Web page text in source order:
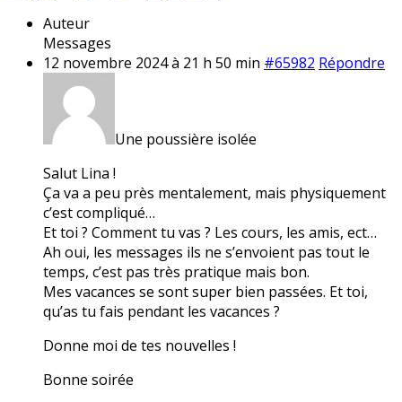
Auteur
Messages
12 novembre 2024 à 21 h 50 min #65982 Répondre
Une poussière isolée
Salut Lina !
Ça va a peu près mentalement, mais physiquement
c’est compliqué…
Et toi ? Comment tu vas ? Les cours, les amis, ect…
Ah oui, les messages ils ne s’envoient pas tout le
temps, c’est pas très pratique mais bon.
Mes vacances se sont super bien passées. Et toi,
qu’as tu fais pendant les vacances ?
Donne moi de tes nouvelles !
Bonne soirée